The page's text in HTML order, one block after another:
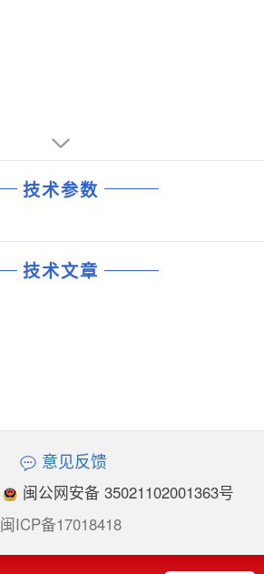
技术参数
技术文章
意见反馈
闽公网安备 35021102001363号
闽ICP备17018418